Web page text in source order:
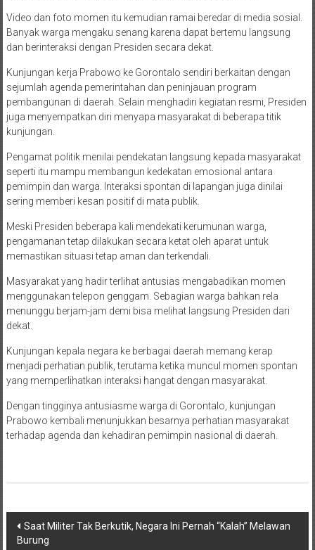
Video dan foto momen itu kemudian ramai beredar di media sosial.
Banyak warga mengaku senang karena dapat bertemu langsung
dan berinteraksi dengan Presiden secara dekat.
Kunjungan kerja Prabowo ke Gorontalo sendiri berkaitan dengan
sejumlah agenda pemerintahan dan peninjauan program
pembangunan di daerah. Selain menghadiri kegiatan resmi, Presiden
juga menyempatkan diri menyapa masyarakat di beberapa titik
kunjungan.
Pengamat politik menilai pendekatan langsung kepada masyarakat
seperti itu mampu membangun kedekatan emosional antara
pemimpin dan warga. Interaksi spontan di lapangan juga dinilai
sering memberi kesan positif di mata publik.
Meski Presiden beberapa kali mendekati kerumunan warga,
pengamanan tetap dilakukan secara ketat oleh aparat untuk
memastikan situasi tetap aman dan terkendali.
Masyarakat yang hadir terlihat antusias mengabadikan momen
menggunakan telepon genggam. Sebagian warga bahkan rela
menunggu berjam-jam demi bisa melihat langsung Presiden dari
dekat.
Kunjungan kepala negara ke berbagai daerah memang kerap
menjadi perhatian publik, terutama ketika muncul momen spontan
yang memperlihatkan interaksi hangat dengan masyarakat.
Dengan tingginya antusiasme warga di Gorontalo, kunjungan
Prabowo kembali menunjukkan besarnya perhatian masyarakat
terhadap agenda dan kehadiran pemimpin nasional di daerah.
Navigasi
Saat Militer Tak Berkutik, Negara Ini Pernah “Kalah” Melawan
Burung